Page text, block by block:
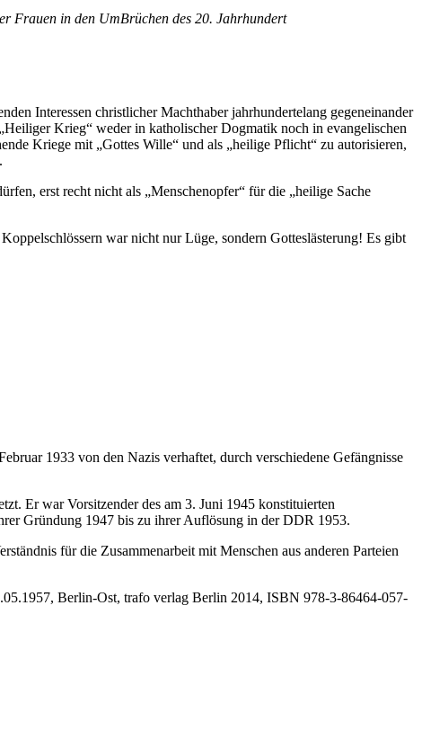
Frauen in den UmBrüchen des 20. Jahrhundert
Interessen christlicher Machthaber jahrhundertelang gegeneinander
Krieg“ weder in katholischer Dogmatik noch in evangelischen
Kriege mit „Gottes Wille“ und als „heilige Pflicht“ zu autorisieren,
erst recht nicht als „Menschenopfer“ für die „heilige Sache
war nicht nur Lüge, sondern Gotteslästerung! Es gibt
1933 von den Nazis verhaftet, durch verschiedene Gefängnisse
Er war Vorsitzender des am 3. Juni 1945 konstituierten
Gründung 1947 bis zu ihrer Auflösung in der DDR 1953.
für die Zusammenarbeit mit Menschen aus anderen Parteien
Berlin-Ost, trafo verlag Berlin 2014, ISBN 978-3-86464-057-